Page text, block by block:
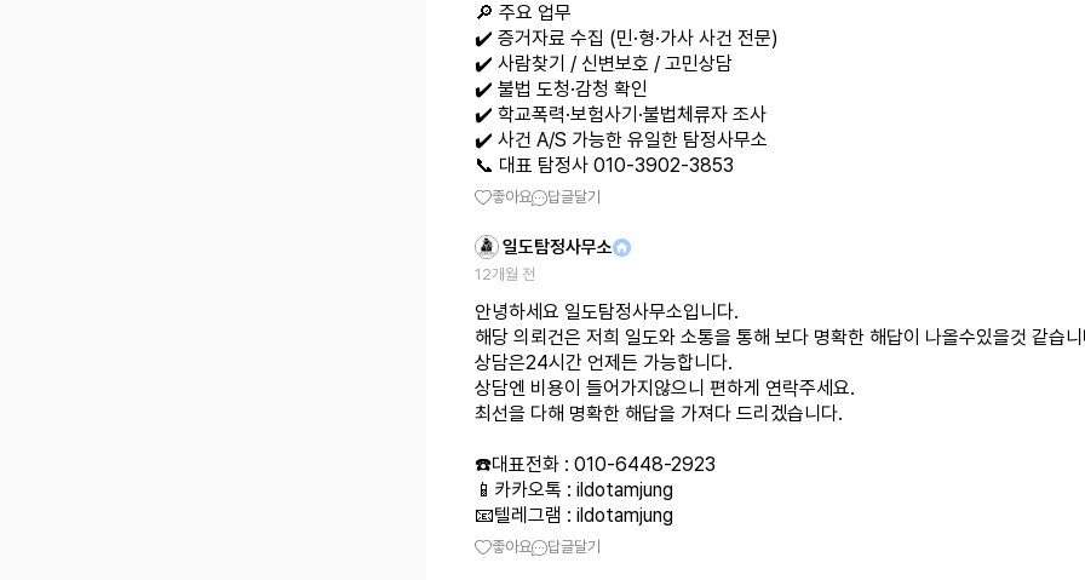
🔎 주요 업무
✔️ 증거자료 수집 (민·형·가사 사건 전문)
✔️ 사람찾기 / 신변보호 / 고민상담
✔️ 불법 도청·감청 확인
✔️ 학교폭력·보험사기·불법체류자 조사
✔️ 사건 A/S 가능한 유일한 탐정사무소
📞 대표 탐정사 010-3902-3853
좋아요 답글달기
일도탐정사무소
12개월 전
안녕하세요 일도탐정사무소입니다.
해당 의뢰건은 저희 일도와 소통을 통해 보다 명확한 해답이 나올수있을것 같습
상담은24시간 언제든 가능합니다.
상담엔 비용이 들어가지않으니 편하게 연락주세요.
최선을 다해 명확한 해답을 가져다 드리겠습니다.
☎️대표전화 : 010-6448-2923
📱카카오톡 : ildotamjung
📧텔레그램 : ildotamjung
좋아요 답글달기